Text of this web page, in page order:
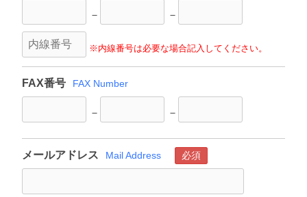
－ －
※内線番号は必要な場合記入してください。
FAX番号 FAX Number
－ －
メールアドレス Mail Address 必須